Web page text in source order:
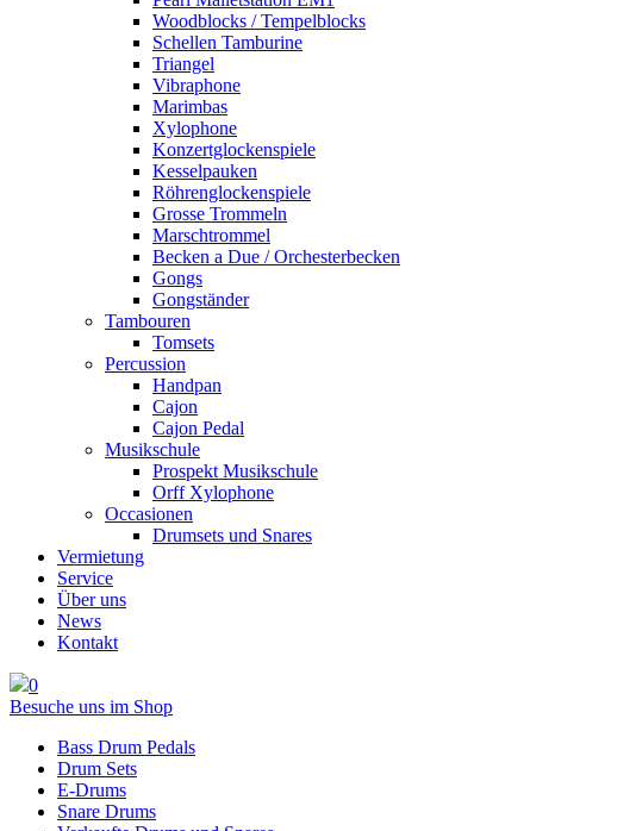
Woodblocks / Tempelblocks
Schellen Tamburine
Triangel
Vibraphone
Marimbas
Xylophone
Konzertglockenspiele
Kesselpauken
Röhren­glocken­spiele
Grosse Trommeln
Marschtrommel
Becken a Due / Orchester­becken
Gongs
Gongständer
Tambouren
Tomsets
Percussion
Handpan
Cajon
Cajon Pedal
Musikschule
Prospekt Musikschule
Orff Xylophone
Occasionen
Drumsets und Snares
Vermietung
Service
Über uns
News
Kontakt
0
Besuche uns im Shop
Bass Drum Pedals
Drum Sets
E-Drums
Snare Drums